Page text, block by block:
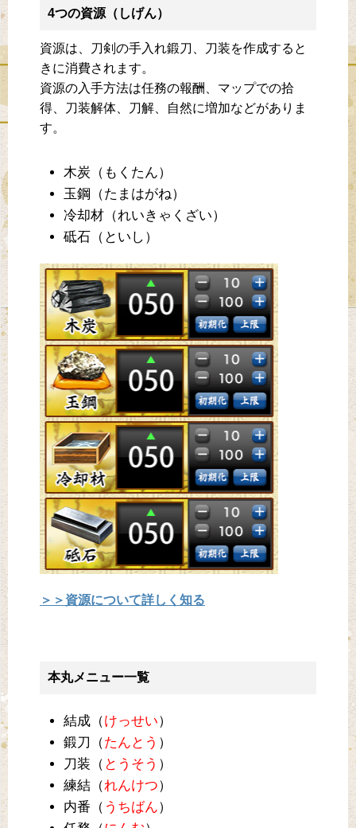
4つの資源（しげん）
資源は、刀剣の手入れ鍛刀、刀装を作成すると
きに消費されます。
資源の入手方法は任務の報酬、マップでの拾
得、刀装解体、刀解、自然に増加などがありま
す。
木炭（もくたん）
玉鋼（たまはがね）
冷却材（れいきゃくざい）
砥石（といし）
＞＞資源について詳しく知る
本丸メニュー一覧
結成（けっせい）
鍛刀（たんとう ）
刀装（ とうそう ）
練結（れんけつ）
内番（ うちばん）